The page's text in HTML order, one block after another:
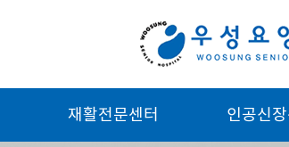
재활전문센터 인공신장